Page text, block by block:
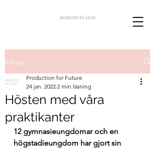
Inlägg
Hösten med våra
praktikanter
Production for Future
24 jan. 2022 2 min läsning
12 gymnasieungdomar och en
högstadieungdom har gjort sin